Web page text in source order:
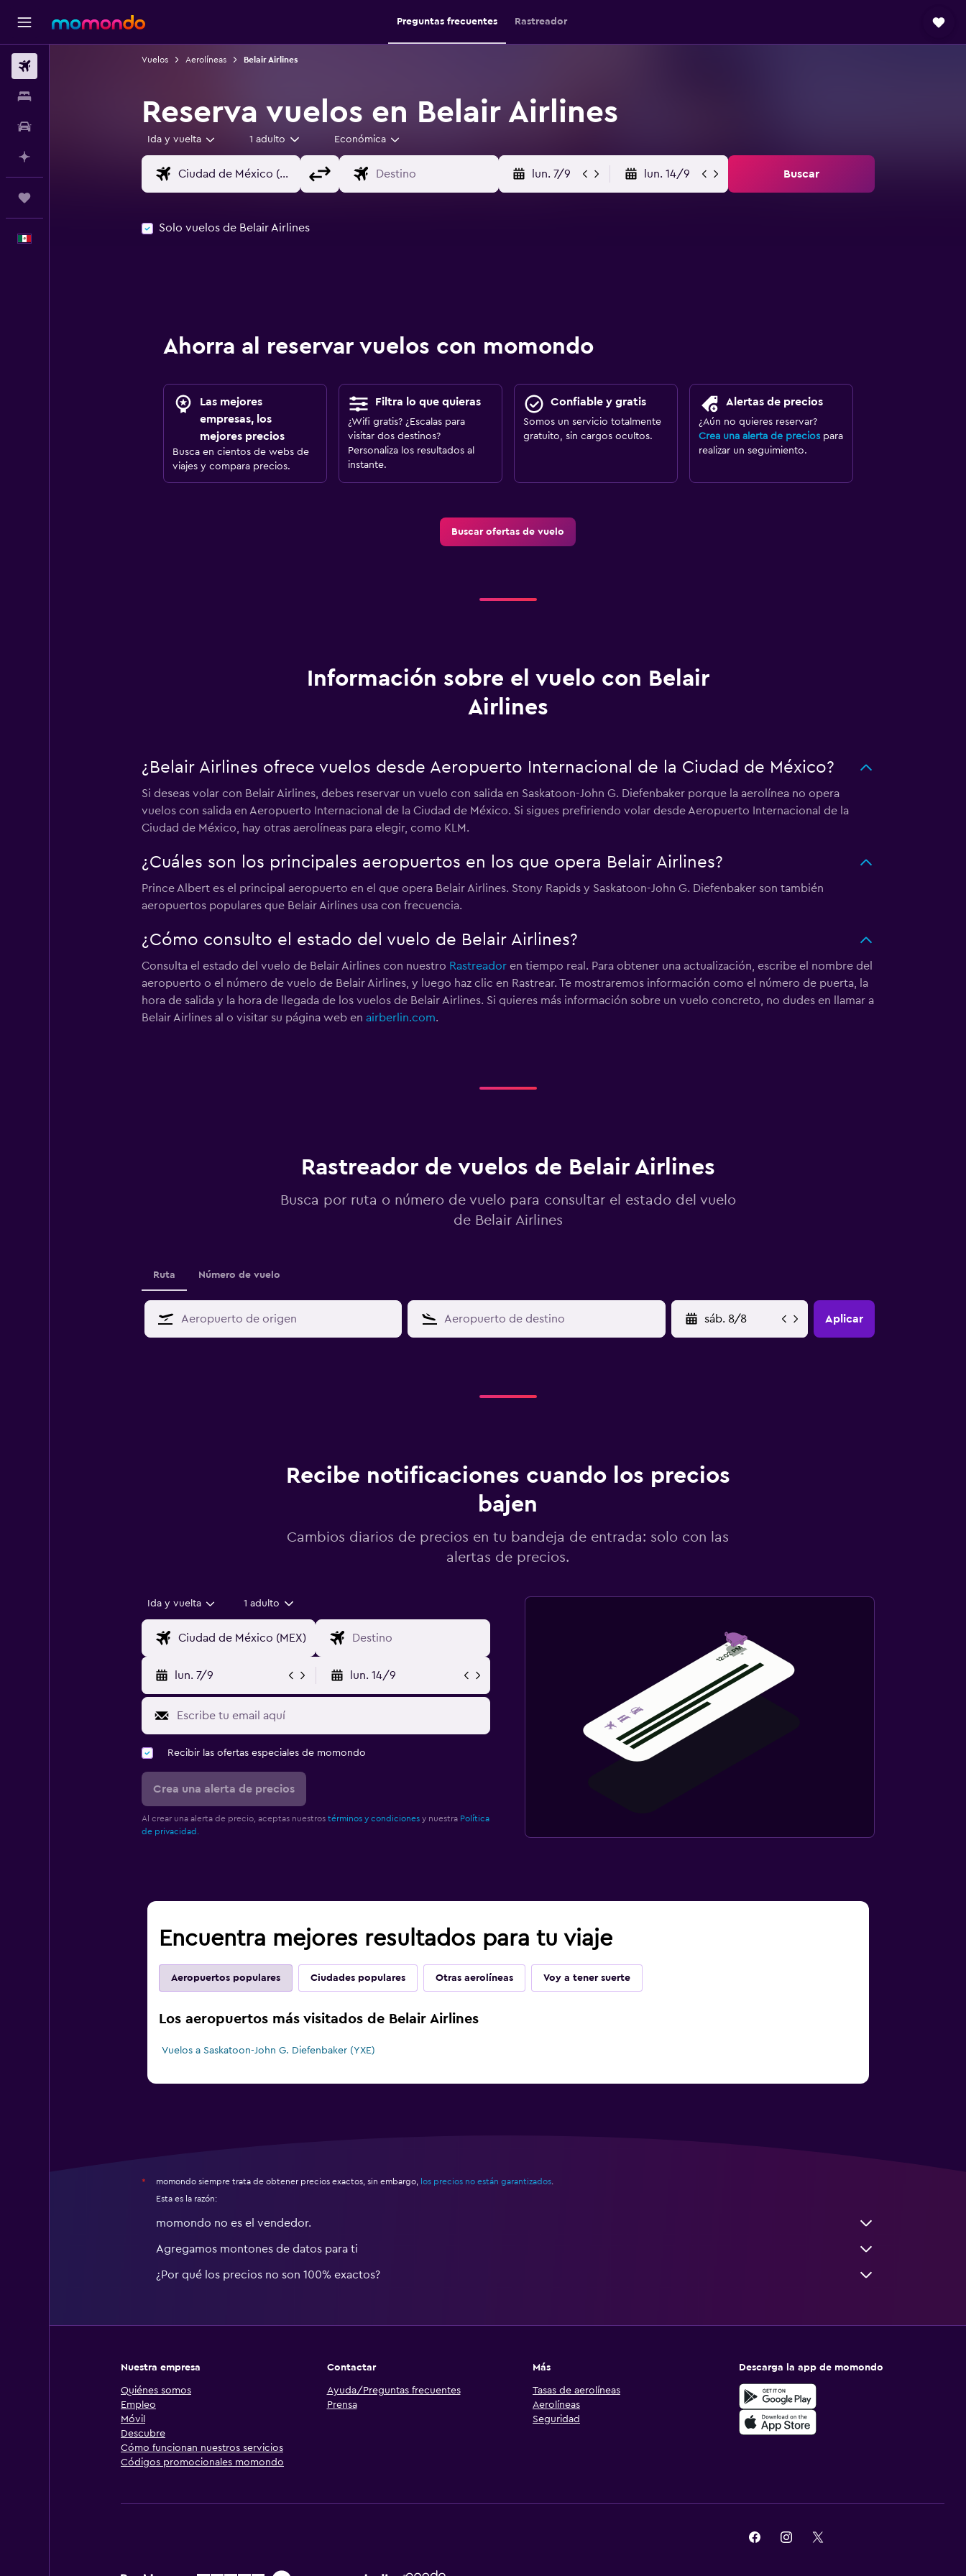
Preguntas frecuentes Rastreador
Vuelos Aerolíneas Belair Airlines
Reserva vuelos en Belair Airlines
Ida y vuelta 1 adulto Económica
lun. 7/9 lun. 14/9 Buscar
Solo vuelos de Belair Airlines
Ahorra al reservar vuelos con momondo
Las mejores
empresas, los
mejores precios
Busca en cientos de webs de
viajes y compara precios.
Filtra lo que quieras
¿Wifi gratis? ¿Escalas para
visitar dos destinos?
Personaliza los resultados al
instante.
Confiable y gratis
Somos un servicio totalmente
gratuito, sin cargos ocultos.
Alertas de precios
¿Aún no quieres reservar?
Crea una alerta de preciospara
realizar un seguimiento.
Buscar ofertas de vuelo
Información sobre el vuelo con Belair
Airlines
¿Belair Airlines ofrece vuelos desde Aeropuerto Internacional de la Ciudad de México?
Si deseas volar con Belair Airlines, debes reservar un vuelo con salida en Saskatoon-John G. Diefenbaker porque la aerolínea no opera
vuelos con salida en Aeropuerto Internacional de la Ciudad de México. Si sigues prefiriendo volar desde Aeropuerto Internacional de la
Ciudad de México, hay otras aerolíneas para elegir, como KLM.
¿Cuáles son los principales aeropuertos en los que opera Belair Airlines?
Prince Albert es el principal aeropuerto en el que opera Belair Airlines. Stony Rapids y Saskatoon-John G. Diefenbaker son también
aeropuertos populares que Belair Airlines usa con frecuencia.
¿Cómo consulto el estado del vuelo de Belair Airlines?
Consulta el estado del vuelo de Belair Airlines con nuestro Rastreadoren tiempo real. Para obtener una actualización, escribe el nombre del
aeropuerto o el número de vuelo de Belair Airlines, y luego haz clic en Rastrear. Te mostraremos información como el número de puerta, la
hora de salida y la hora de llegada de los vuelos de Belair Airlines. Si quieres más información sobre un vuelo concreto, no dudes en llamar a
Belair Airlines al o visitar su página web en airberlin.com.
Rastreador de vuelos de Belair Airlines
Busca por ruta o número de vuelo para consultar el estado del vuelo
de Belair Airlines
Ruta Número de vuelo
Aplicar
Recibe notificaciones cuando los precios
bajen
Cambios diarios de precios en tu bandeja de entrada: solo con las
alertas de precios.
Ida y vuelta 1 adulto
lun. 7/9 lun. 14/9
Recibir las ofertas especiales de momondo
Crea una alerta de precios
Al crear una alerta de precio, aceptas nuestros términos y condicionesy nuestra Política
de privacidad.
Encuentra mejores resultados para tu viaje
Aeropuertos populares Ciudades populares Otras aerolíneas Voy a tener suerte
Los aeropuertos más visitados de Belair Airlines
Vuelos a Saskatoon-John G. Diefenbaker (YXE)
* momondo siempre trata de obtener precios exactos, sin embargo, los precios no están garantizados.
Esta es la razón:
momondo no es el vendedor.
Agregamos montones de datos para ti
¿Por qué los precios no son 100% exactos?
Nuestra empresa
Quiénes somos
Empleo
Móvil
Descubre
Cómo funcionan nuestros servicios
Códigos promocionales momondo
Contactar
Ayuda/Preguntas frecuentes
Prensa
Más
Tasas de aerolíneas
Aerolíneas
Seguridad
Descarga la app de momondo